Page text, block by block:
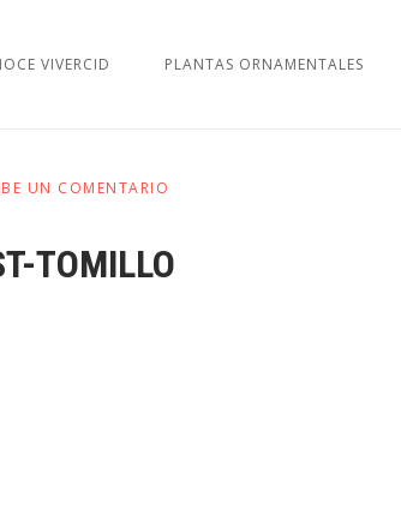
VIVERCID PLANTAS ORNAMENTALES
UN COMENTARIO
TOMILLO